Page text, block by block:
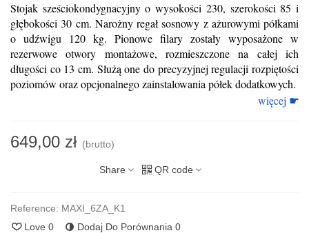
Stojak sześciokondygnacyjny o wysokości 230, szerokości 85 i
głębokości 30 cm. Narożny regał sosnowy z ażurowymi półkami
o udźwigu 120 kg. Pionowe filary zostały wyposażone w
rezerwowe otwory montażowe, rozmieszczone na całej ich
długości co 13 cm. Służą one do precyzyjnej regulacji rozpiętości
poziomów oraz opcjonalnego zainstalowania półek dodatkowych.
więcej ☛
649,00 zł (brutto)
Share QR code
Reference: MAXI_6ZA_K1
Love 0 Dodaj Do Porównania 0